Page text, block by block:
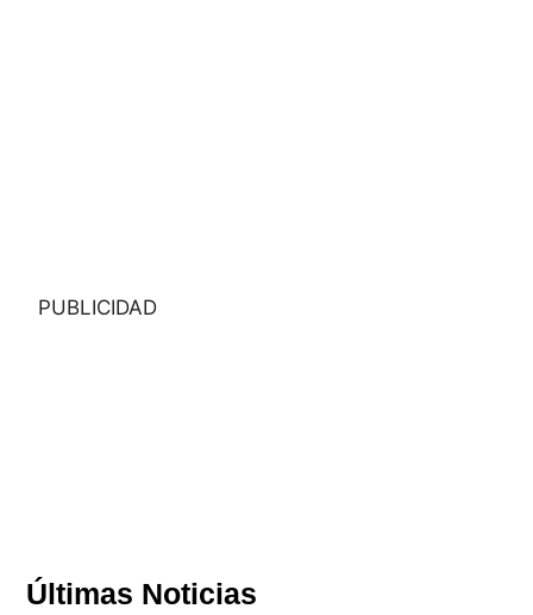
PUBLICIDAD
Últimas Noticias